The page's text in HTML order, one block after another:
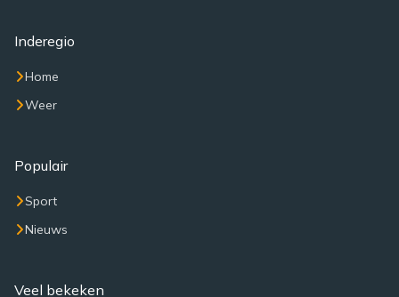
Inderegio
Home
Weer
Populair
Sport
Nieuws
Veel bekeken